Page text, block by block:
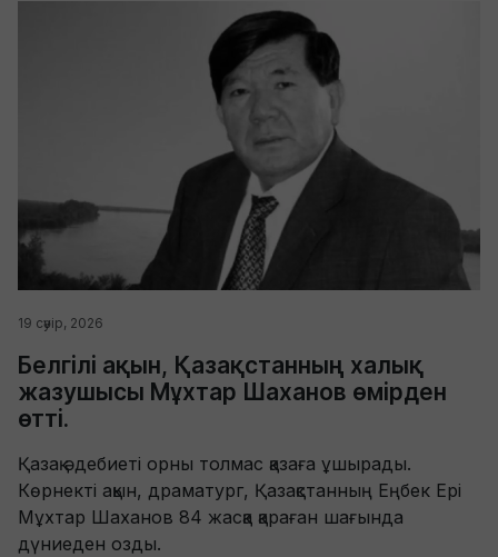
19 сәуір, 2026
Белгілі ақын, Қазақстанның халық
жазушысы Мұхтар Шаханов өмірден
өтті.
Қазақ әдебиеті орны толмас қазаға ұшырады.
Көрнекті ақын, драматург, Қазақстанның Еңбек Ері
Мұхтар Шаханов 84 жасқа қараған шағында
дүниеден озды.